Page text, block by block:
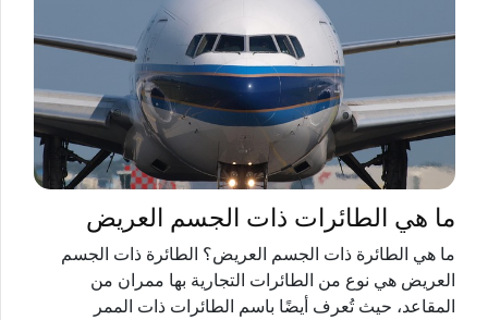
ما هي الطائرات ذات الجسم العريض
ما هي الطائرة ذات الجسم العريض؟ الطائرة ذات الجسم
العريض هي نوع من الطائرات التجارية بها ممران من
المقاعد، حيث تُعرف أيضًا باسم الطائرات ذات الممر